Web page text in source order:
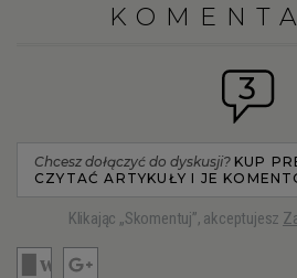
3
Chcesz dołączyć do dyskusji? KUP
CZYTAĆ ARTYKUŁY I JE
Klikając „Skomentuj”, akceptujesz